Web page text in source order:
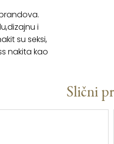
i
su seksi,
nakita kao
Slični